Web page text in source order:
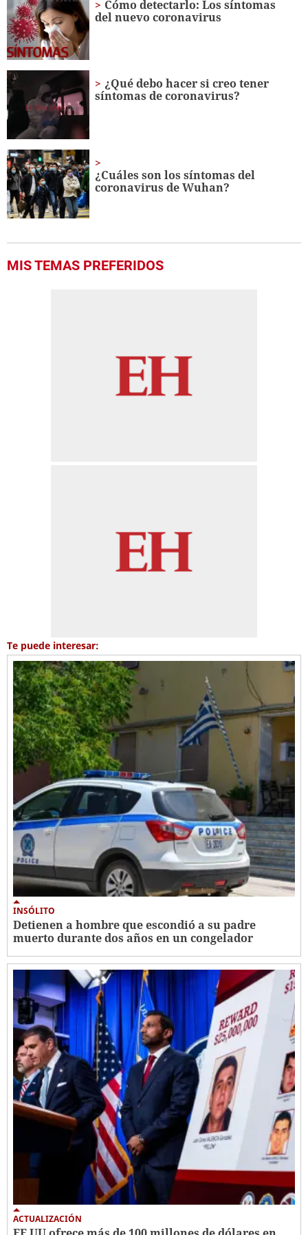
Cómo detectarlo: Los síntomas
del nuevo coronavirus
¿Qué debo hacer si creo tener
síntomas de coronavirus?
¿Cuáles son los síntomas del
coronavirus de Wuhan?
MIS TEMAS PREFERIDOS
Te puede interesar:
INSÓLITO
Detienen a hombre que escondió a su padre
muerto durante dos años en un congelador
ACTUALIZACIÓN